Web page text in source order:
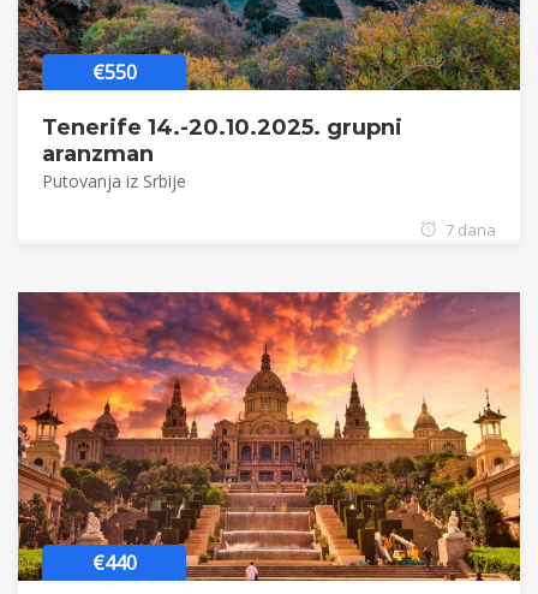
€550
Tenerife 14.-20.10.2025. grupni
aranzman
Putovanja iz Srbije
7 dana
€440